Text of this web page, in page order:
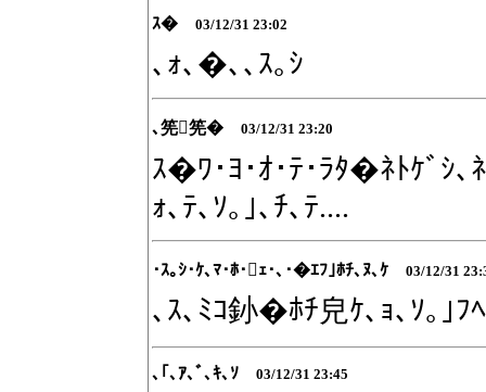
ｽ� 03/12/31 23:02
､ｫ､�､､ｽ｡ｼ
､筅筅� 03/12/31 23:20
ｽ�ﾜ･ﾖ･ｵ･ﾃ･ﾗﾀ�ﾈﾄｹﾞｼ､ﾈ
ｫ､ﾃ､ｿ｡｣､ﾁ､ﾃ....
･ｽ｡ｼ･ｹ､ﾏ･ﾎ･ｪ･､･�ｴﾌ｣ﾎﾁ､ﾇ､ｹ 03/12/31
､ｽ､ﾐｺ釥�ﾎﾁ皃ｹ､ｮ､ｿ｡｣ﾌ
､｢､ｱ､ﾞ､ｷ､ｿ 03/12/31 23:45